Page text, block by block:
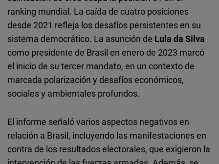
ranking mundial. La caída de cuatro posiciones
desde 2021 refleja los desafíos persistentes en su
sistema democrático. La asunción de Lula da Silva
como presidente de Brasil en enero de 2023 marcó
el inicio de su tercer mandato, en un contexto de
marcada polarización y desafíos económicos,
sociales y ambientales profundos.
El informe señaló varios aspectos negativos en
relación a Brasil, incluyendo las manifestaciones en
contra de los resultados electorales, que exigieron la